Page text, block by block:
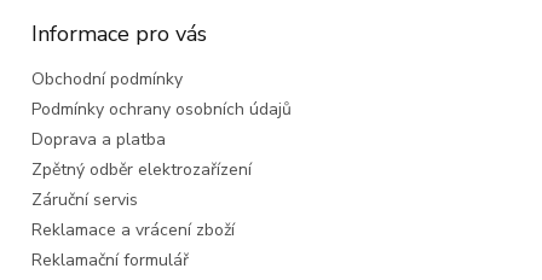
Informace pro vás
Obchodní podmínky
Podmínky ochrany osobních údajů
Doprava a platba
Zpětný odběr elektrozařízení
Záruční servis
Reklamace a vrácení zboží
Reklamační formulář